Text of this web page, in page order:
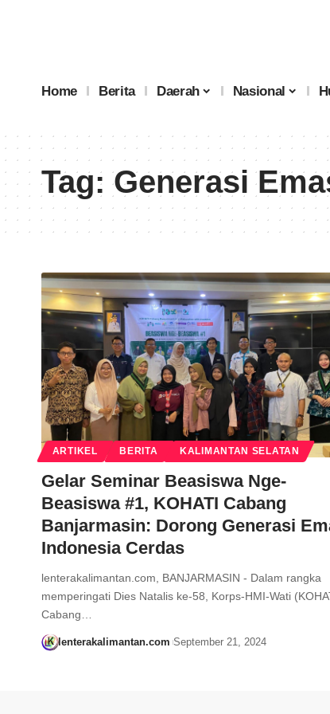
Home Berita Daerah Nasional
Tag:Generasi
ARTIKEL BERITA KALIMANTAN SELATAN
Gelar Seminar Beasiswa Nge-
Beasiswa #1, KOHATI Cabang
Banjarmasin: Dorong Generasi
Indonesia Cerdas
lenterakalimantan.com, BANJARMASIN - Dalam rangka
memperingati Dies Natalis ke-58, Korps-HMI-Wati
Cabang…
lenterakalimantan.com September 21, 2024